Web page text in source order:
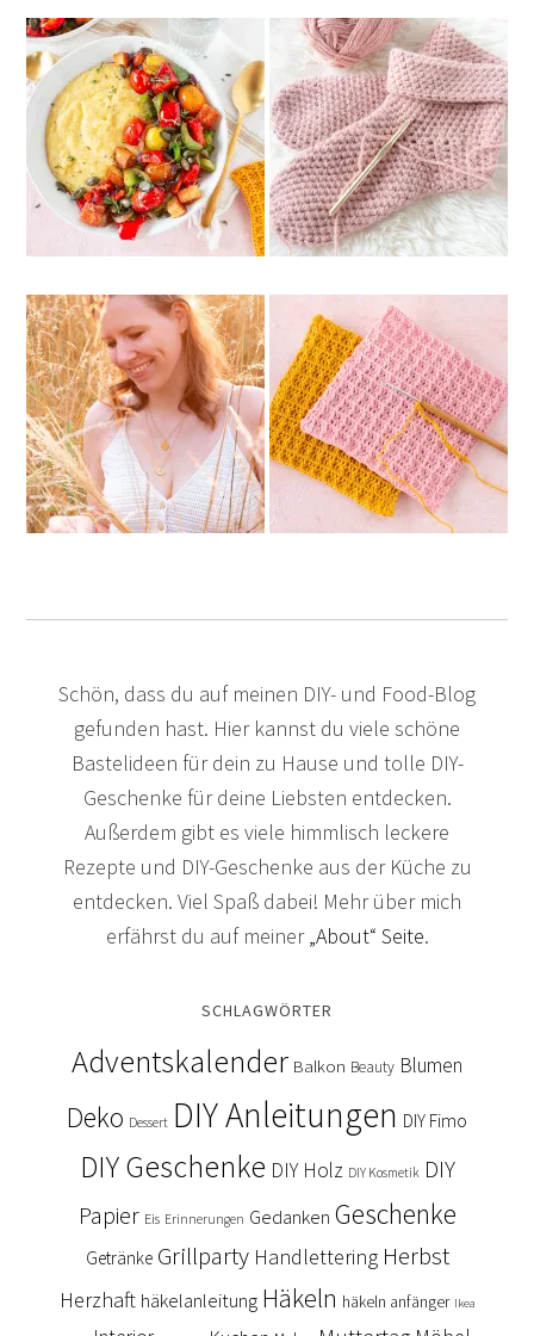
Schön, dass du auf meinen DIY- und Food-Blog
gefunden hast. Hier kannst du viele schöne
Bastelideen für dein zu Hause und tolle DIY-
Geschenke für deine Liebsten entdecken.
Außerdem gibt es viele himmlisch leckere
Rezepte und DIY-Geschenke aus der Küche zu
entdecken. Viel Spaß dabei! Mehr über mich
erfährst du auf meiner „About“ Seite.
SCHLAGWÖRTER
Adventskalender Balkon Beauty Blumen
Deko Dessert DIY Anleitungen DIY Fimo
DIY Geschenke DIY Holz DIY Kosmetik DIY
Papier Eis Erinnerungen Gedanken Geschenke
Getränke Grillparty Handlettering Herbst
Herzhaft häkelanleitung Häkeln häkeln anfänger Ikea